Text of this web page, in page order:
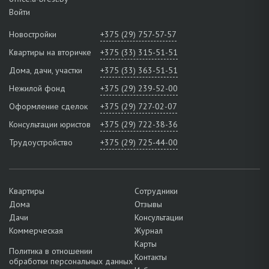
Войти
Новостройки
+375 (29) 757-57-57
Квартиры на вторичке
+375 (33) 315-51-51
Дома, дачи, участки
+375 (33) 363-51-51
Нежилой фонд
+375 (29) 239-52-00
Оформление сделок
+375 (29) 727-02-07
Консультации юристов
+375 (29) 722-38-36
Трудоустройство
+375 (29) 725-44-00
Квартиры
Дома
Дачи
Коммерческая
Политика в отношении
обработки персональных данных
Сотрудники
Отзывы
Консультации
Журнал
Карты
Контакты